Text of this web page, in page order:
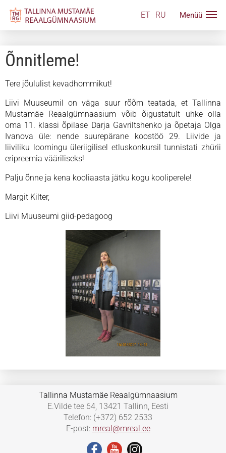
ET RU
Õnnitleme!
Tere jõululist kevadhommikut!
Liivi Muuseumil on väga suur rõõm teatada, et Tallinna
Mustamäe Reaalgümnaasium võib õigustatult uhke olla
oma 11. klassi õpilase Darja Gavriltshenko ja õpetaja Olga
Ivanova üle: nende suurepärane koostöö 29. Liivide ja
liiviliku loomingu üleriigilisel etluskonkursil tunnistati zhürii
eripreemia vääriliseks!
Palju õnne ja kena kooliaasta jätku kogu kooliperele!
Margit Kilter,
Liivi Muuseumi giid-pedagoog
Tallinna Mustamäe Reaalgümnaasium
E.Vilde tee 64, 13421 Tallinn, Eesti
Telefon: (+372) 652 2533
E-post: mreal@mreal.ee